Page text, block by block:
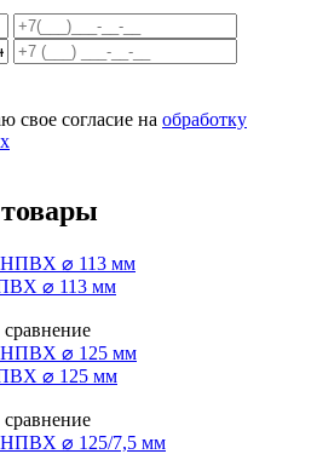
свое согласие на обработку
⌀ 113 мм
⌀ 125 мм